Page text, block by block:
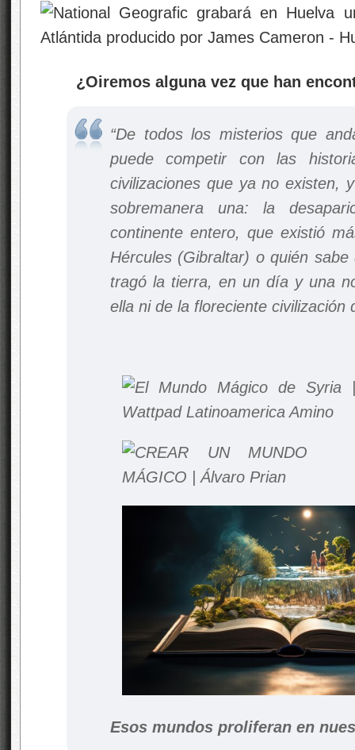
¿Oiremos alguna vez que han
“De todos los misterios que
puede competir con las
civilizaciones que ya no existen,
sobremanera una: la
continente entero, que existió
Hércules (Gibraltar) o quién
tragó la tierra, en un día y una
ella ni de la floreciente
Esos mundos proliferan en